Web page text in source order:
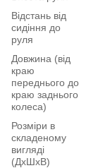
Відстань від
сидіння до
руля
Довжина (від
краю
переднього до
краю заднього
колеса)
Розміри в
складеному
вигляді
(ДxШxВ)